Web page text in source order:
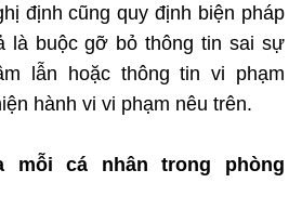
định cũng quy định biện pháp
là buộc gỡ bỏ thông tin sai sự
lẫn hoặc thông tin vi phạm
hành vi vi phạm nêu trên.
mỗi cá nhân trong phòng